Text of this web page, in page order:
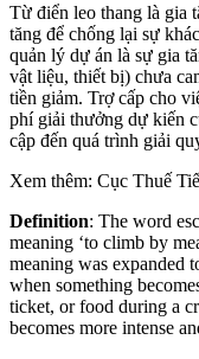
Từ điển leo thang là gia
tăng để chống lại sự
quản lý dự án là sự gia
vật liệu, thiết bị) chưa
tiền giảm. Trợ cấp cho
phí giải thưởng dự kiến
cập đến quá trình giải
Xem thêm: Cục Thuế
Definition: The word
meaning ‘to climb by
meaning was expanded
when something
ticket, or food during a
becomes more intense